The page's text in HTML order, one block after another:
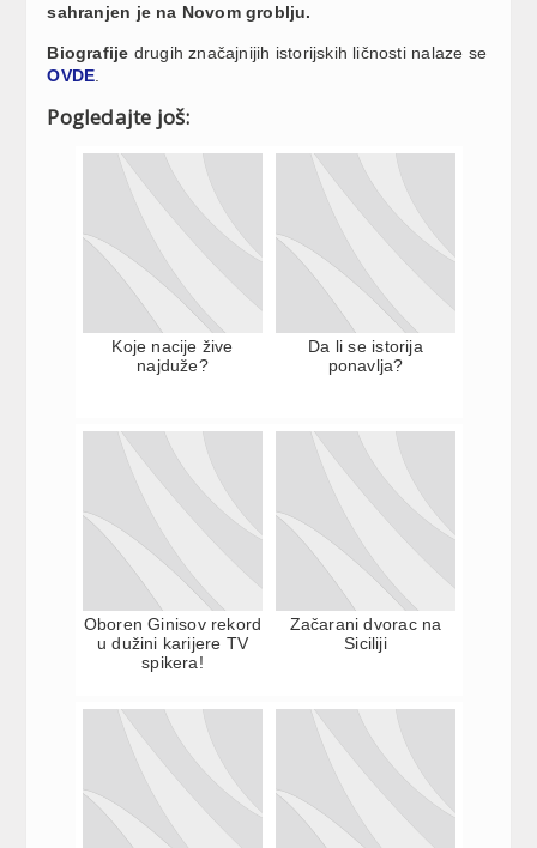
sahranjen je na Novom groblju.
Biografije drugih značajnijih istorijskih ličnosti nalaze se
OVDE
Pogledajte još:
Koje nacije žive
najduže?
Da li se istorija
ponavlja?
Oboren Ginisov rekord
u dužini karijere TV
spikera!
Začarani dvorac na
Siciliji